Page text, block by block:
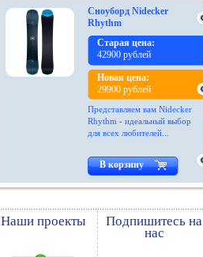
Сноуборд Nidecker
Rhythm
Старая цена:
42900 рублей
Новая цена:
29900 рублей
Представляем вам Nidecker
Rhythm - идеальный выбор
для всех любителей...
В корзину
Наши проекты Подпишитесь на
нас